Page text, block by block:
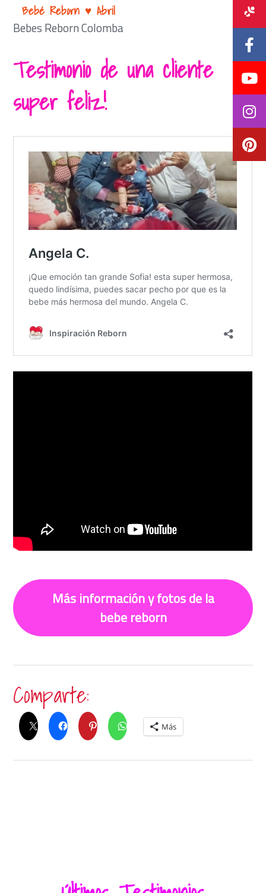
Bebé Reborn ♥ Abril
Bebes Reborn Colomba
Testimonio de una cliente
super feliz!
Más información y fotos de la
bebe reborn
Comparte:
Más